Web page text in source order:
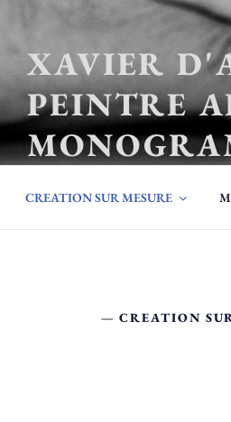
XAVIER
PEINTRE
CREATION SUR MESURE
— CREATION